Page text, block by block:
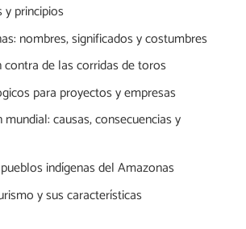
y principios
nombres, significados y costumbres
de las corridas de toros
para proyectos y empresas
causas, consecuencias y
indígenas del Amazonas
y sus características